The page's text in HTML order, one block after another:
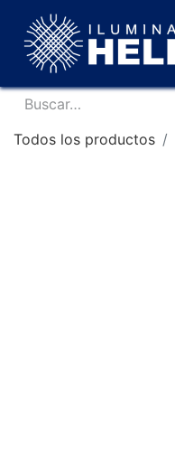
Todos los productos